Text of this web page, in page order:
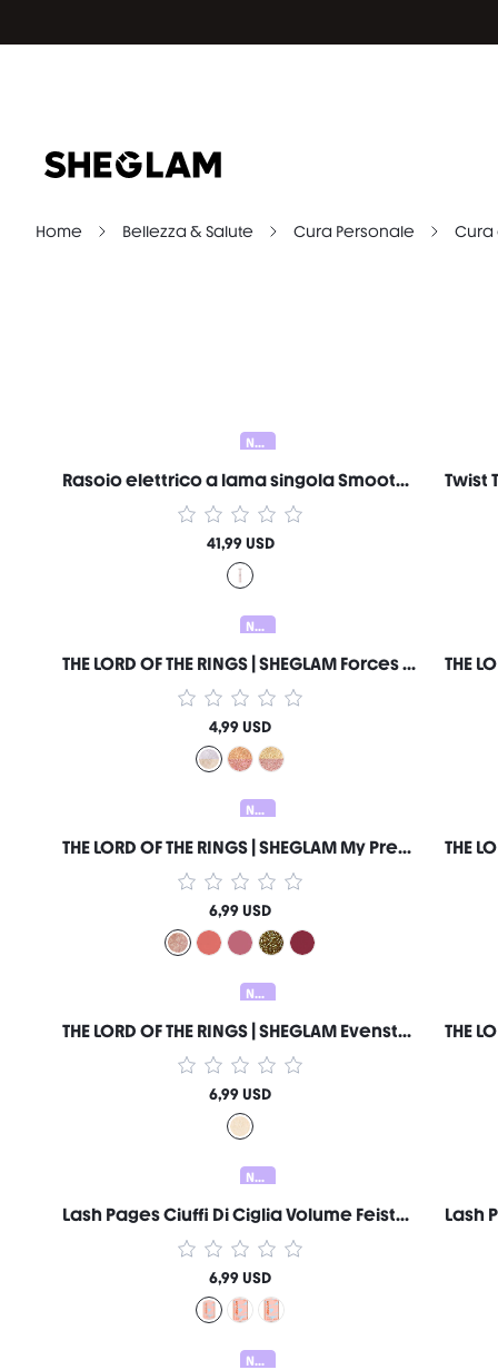
Home Bellezza & Salute Cura Personale Cura
Nuovo
Rasoio elettrico a lama singola Smooth Moves
41,99 USD
Nuovo
THE LORD OF THE RINGS | SHEGLAM Forces Of Fate | Duo Di Ombretti-Hope & Sacrifice Marca Di Bellezza Cosmetici Trucco Per Donne E Ragazze
4,99 USD
Nuovo
THE LORD OF THE RINGS | SHEGLAM My Preciousss Gloss Labbra-Rohan™ Marca Di Bellezza Cosmetici Trucco Per Donne E Ragazze
6,99 USD
Nuovo
THE LORD OF THE RINGS | SHEGLAM Evenstar Glow Illuminante Marca Di Bellezza Cosmetici Trucco Per Donne E Ragazze
6,99 USD
Nuovo
Lash Pages Ciuffi Di Ciglia Volume Feisty Marca Di Bellezza Cosmetici Trucco Per Donne E Ragazze
6,99 USD
Nuovo